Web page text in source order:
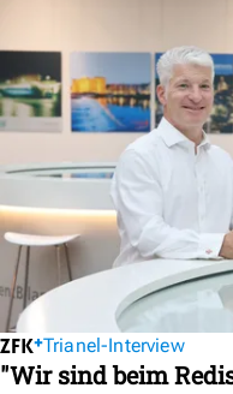
Trianel-Interview
"Wir sind beim